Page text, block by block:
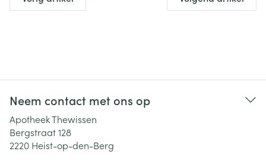
Neem contact met ons op
Apotheek Thewissen
Bergstraat 128
2220 Heist-op-den-Berg